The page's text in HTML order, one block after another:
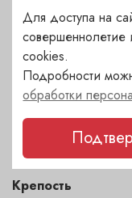
Сорт
мускадель,
Регион
Крепость
Для доступа на
совершеннолетие
cookies.
Подробности
обработки